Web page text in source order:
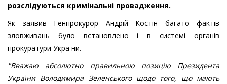
розслідуються кримінальні провадження.
Як заявив Генпрокурор Андрій Костін багато фактів
зловживань було встановлено і в системі органів
прокуратури України.
"Вважаю абсолютно правильною позицію Президента
України Володимира Зеленського щодо того, що мають